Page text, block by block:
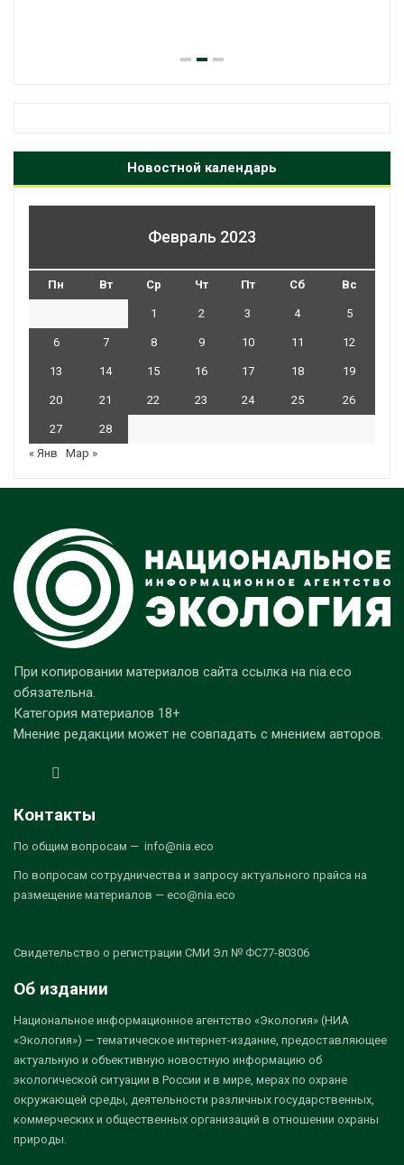
Новостной календарь
Февраль 2023
Пн Вт Ср Чт Пт Сб Вс
1 2 3 4 5
6 7 8 9 10 11 12
13 14 15 16 17 18 19
20 21 22 23 24 25 26
27
28
« Янв
Мар »
При копировании материалов сайта ссылка на nia.eco
обязательна.
Категория материалов 18+
Мнение редакции может не совпадать с мнением авторов.
Контакты
По общим вопросам — info@nia.eco
По вопросам сотрудничества и запросу актуального прайса на
размещение материалов — eco@nia.eco
Свидетельство о регистрации СМИ Эл № ФС77-80306
Об издании
Национальное информационное агентство «Экология» (НИА
«Экология») — тематическое интернет-издание, предоставляющее
актуальную и объективную новостную информацию об
экологической ситуации в России и в мире, мерах по охране
окружающей среды, деятельности различных государственных,
коммерческих и общественных организаций в отношении охраны
природы.